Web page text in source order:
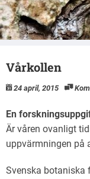
Vårkollen
24 april, 2015
En
Är våren ovanligt
uppvärmningen på
Svenska botaniska